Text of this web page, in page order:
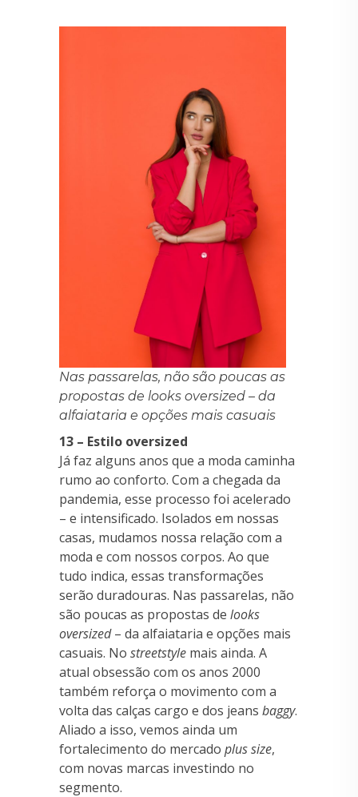
Nas passarelas, não são poucas as
propostas de looks oversized – da
alfaiataria e opções mais casuais
13 – Estilo oversized
Já faz alguns anos que a moda caminha
rumo ao conforto. Com a chegada da
pandemia, esse processo foi acelerado
– e intensificado. Isolados em nossas
casas, mudamos nossa relação com a
moda e com nossos corpos. Ao que
tudo indica, essas transformações
serão duradouras. Nas passarelas, não
são poucas as propostas de looks
oversized– da alfaiataria e opções mais
casuais. No streetstyle mais ainda. A
atual obsessão com os anos 2000
também reforça o movimento com a
volta das calças cargo e dos jeans baggy.
Aliado a isso, vemos ainda um
fortalecimento do mercado plus size,
com novas marcas investindo no
segmento.